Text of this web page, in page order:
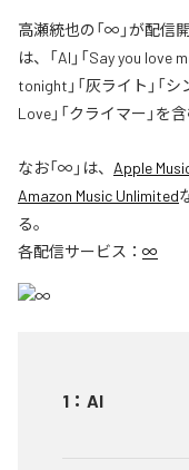
高瀬統也の「∞」が配信
は、「AI」「Say you love
tonight」「灰ライト」「
Love」「クライマー」を
なお「∞ 」は、 Apple
Amazon Music Unlimited
る。
各配信サービス： ∞
1 ： AI